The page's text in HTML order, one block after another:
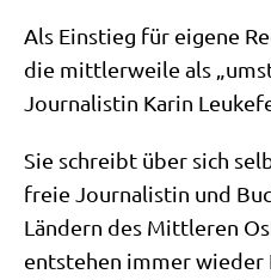
Als Ein­stieg für eige­ne
die mitt­ler­wei­le als
Jour­na­li­stin Karin
Sie schreibt über sich
freie Jour­na­li­stin und
Län­dern des Mitt­le­ren
ent­ste­hen immer